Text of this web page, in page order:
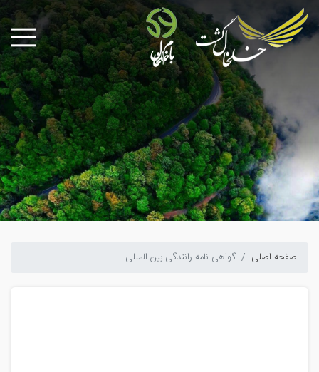
صفحه اصلی گواهی نامه رانندگی بین المللی